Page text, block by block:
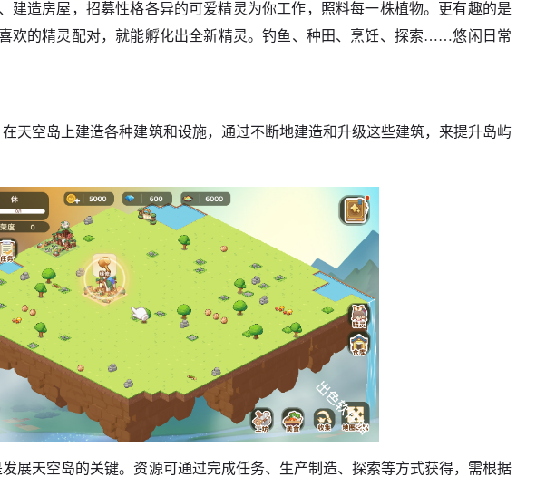
建造房屋，招募性格各异的可爱精灵为你工作，照料每一株植物。更有趣的是
欢的精灵配对，就能孵化出全新精灵。钓鱼、种田、烹饪、探索……悠闲日常
天空岛上建造各种建筑和设施，通过不断地建造和升级这些建筑，来提升岛屿
展天空岛的关键。资源可通过完成任务、生产制造、探索等方式获得，需根据